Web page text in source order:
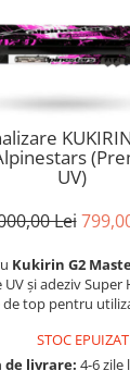
Lei
viniluri
UV)
Lei
Kukirin G2
și adeziv Super
top pentru
STOC EPUIZAT
de livrare: 4-6 zile